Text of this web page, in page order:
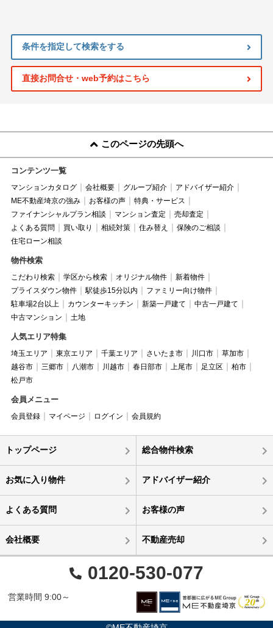
条件を指定して検索をする
直接お問合せ・web予約はこちら
このページの先頭へ
コンテンツ一覧
マンションカタログ 会社概要 グループ紹介
アドバイザー紹介
ME不動産埼京の強み
お客様の声
特典・サービス
ファイナンシャルプラン相談
マンション査定
売却査定
よくある質問
買い取り 相続対策 住み替え
保険のご相談
住宅ローン相談
物件検索
こだわり検索 学区から検索 オリジナル物件
新着物件
プライスダウン物件
駅徒歩15分以内
ファミリー向け物件
駐車場2台以上
カウンターキッチン 新築一戸建て
中古一戸建て
中古マンション
土地
人気エリア特集
埼玉エリア 東京エリア 千葉エリア さいたま市 川口市
草加市
越谷市
三郷市 八潮市 川越市 春日部市 上尾市 足立区
柏市
松戸市
会員メニュー
会員登録 マイページ ログイン 会員規約
トップページ 総合物件検索
お気に入り物件 アドバイザー紹介
よくある質問 お客様の声
会社概要 不動産売却
0120-530-077
営業時間 9:00～